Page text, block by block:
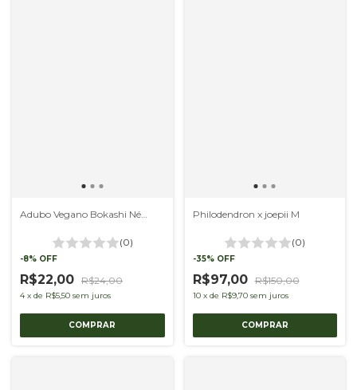
Adubo Vegano Bokashi Né 500g - Composto Orgânico Pet Friendly
(0)
-8% OFF
R$22,00 R$24,00
4 x de R$5,50 sem juros
Philodendron x joepii M
(0)
-35% OFF
R$97,00 R$150,00
10 x de R$9,70 sem juros